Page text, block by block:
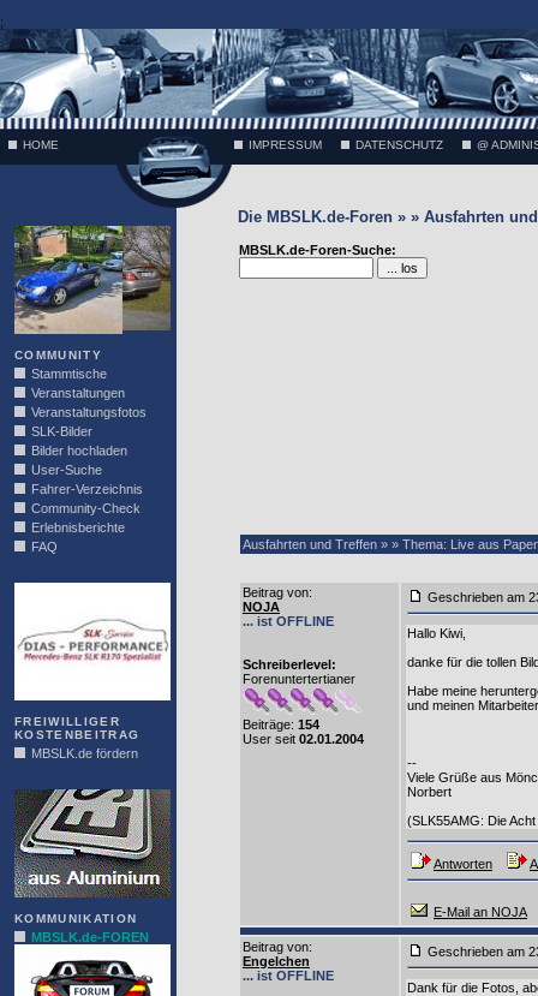
;
HOME IMPRESSUM DATENSCHUTZ @
COMMUNITY
Stammtische
Veranstaltungen
Veranstaltungsfotos
SLK-Bilder
Bilder hochladen
User-Suche
Fahrer-Verzeichnis
Community-Check
Erlebnisberichte
FAQ
FREIWILLIGER
KOSTENBEITRAG
MBSLK.de fördern
KOMMUNIKATION
MBSLK.de-FOREN
Die MBSLK.de-Foren » » Ausfahrten
MBSLK.de-Foren-Suche:
Ausfahrten und Treffen » » Thema: Live aus
Beitrag von:
NOJA
... ist OFFLINE
Schreiberlevel:
Forenuntertertianer
Beiträge: 154
User seit 02.01.2004
Geschrieben
Hallo Kiwi,
danke für die tollen
Habe meine
und meinen
--
Viele Grüße aus
Norbert
(SLK55AMG: Die
Antworten
E-Mail an NOJA
Beitrag von:
Engelchen
... ist OFFLINE
Geschrieben
Dank für die Fotos,